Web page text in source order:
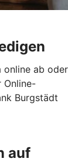
online ab oder
Online-
Burgstädt
auf